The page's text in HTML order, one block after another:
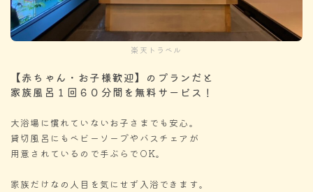
楽天トラベル
【赤ちゃん・お子様歓迎】のプランだと
家族風呂１回６０分間を無料サービス！
大浴場に慣れていないお子さまでも安心。
貸切風呂にも ベビーソープやバスチェアが
用意されているので手ぶらでOK。
家族だけなの人目を気にせず入浴できます。